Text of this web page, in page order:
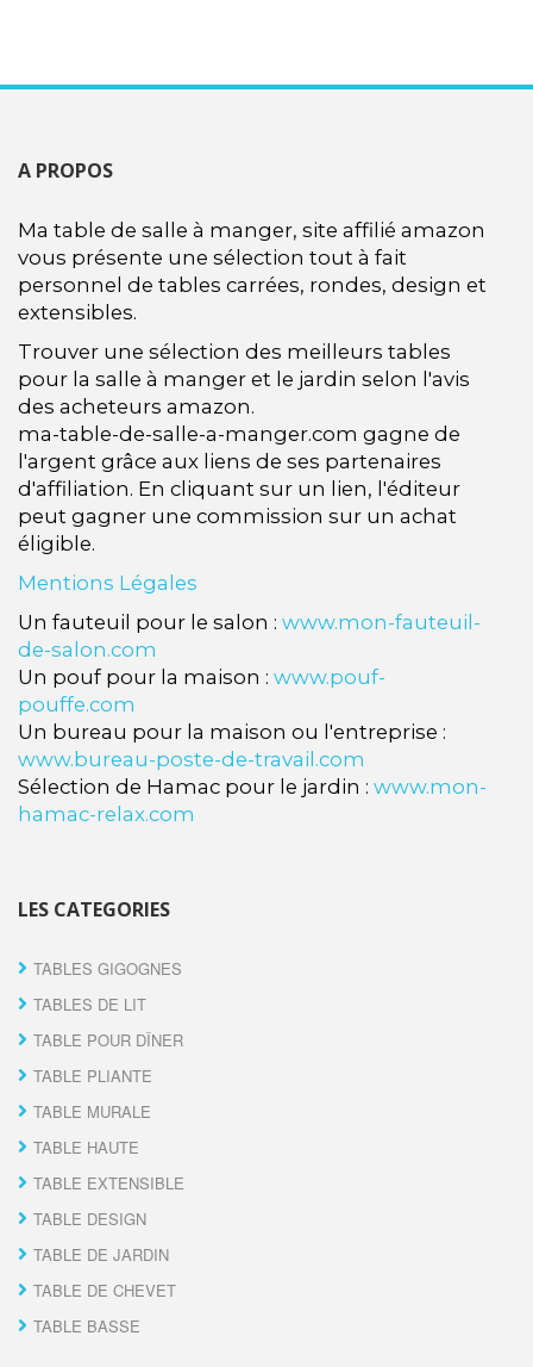
A PROPOS
Ma table de salle à manger, site affilié amazon
vous présente une sélection tout à fait
personnel de tables carrées, rondes, design et
extensibles.
Trouver une sélection des meilleurs tables
pour la salle à manger et le jardin selon l'avis
des acheteurs amazon.
ma-table-de-salle-a-manger.com gagne de
l'argent grâce aux liens de ses partenaires
d'affiliation. En cliquant sur un lien, l'éditeur
peut gagner une commission sur un achat
éligible.
Mentions Légales
Un fauteuil pour le salon : www.mon-fauteuil-
de-salon.com
Un pouf pour la maison : www.pouf-
pouffe.com
Un bureau pour la maison ou l'entreprise :
www.bureau-poste-de-travail.com
Sélection de Hamac pour le jardin : www.mon-
hamac-relax.com
LES CATEGORIES
TABLES GIGOGNES
TABLES DE LIT
TABLE POUR DÎNER
TABLE PLIANTE
TABLE MURALE
TABLE HAUTE
TABLE EXTENSIBLE
TABLE DESIGN
TABLE DE JARDIN
TABLE DE CHEVET
TABLE BASSE